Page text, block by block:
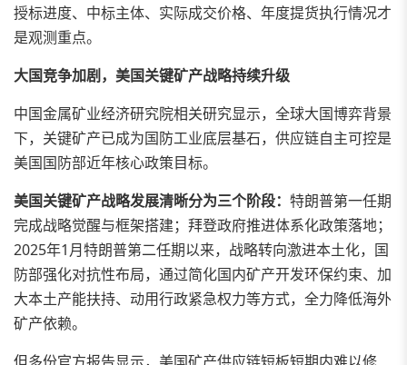
授标进度、中标主体、实际成交价格、年度提货执行情况才
是观测重点。
大国竞争加剧，美国关键矿产战略持续升级
中国金属矿业经济研究院相关研究显示，全球大国博弈背景
下，关键矿产已成为国防工业底层基石，供应链自主可控是
美国国防部近年核心政策目标。
美国关键矿产战略发展清晰分为三个阶段： 特朗普第一任期
完成战略觉醒与框架搭建；拜登政府推进体系化政策落地；
2025年1月特朗普第二任期以来，战略转向激进本土化，国
防部强化对抗性布局，通过简化国内矿产开发环保约束、加
大本土产能扶持、动用行政紧急权力等方式，全力降低海外
矿产依赖。